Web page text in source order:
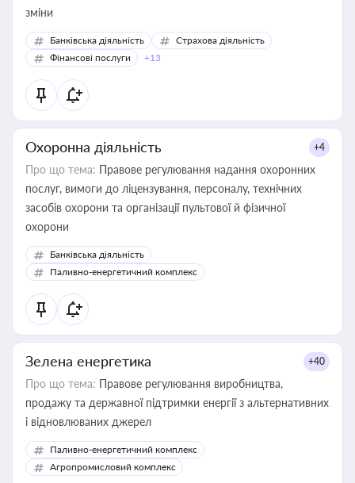
зміни
Банківська діяльність
Страхова діяльність
Фінансові послуги
+13
Охоронна діяльність +4
Про що тема: Правове регулювання надання охоронних
послуг, вимоги до ліцензування, персоналу, технічних
засобів охорони та організації пультової й фізичної
охорони
Банківська діяльність
Паливно-енергетичний комплекс
Зелена енергетика +40
Про що тема: Правове регулювання виробництва,
продажу та державної підтримки енергії з альтернативних
і відновлюваних джерел
Паливно-енергетичний комплекс
Агропромисловий комплекс